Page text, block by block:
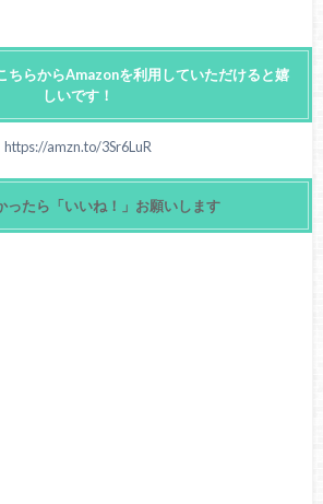
ちらからAmazonを利用していただけると嬉
しいです！
https://amzn.to/3Sr6LuR
ったら「いいね！」お願いします